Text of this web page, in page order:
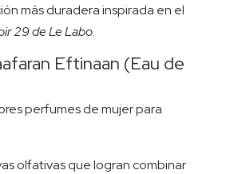
más duradera inspirada en el
29 de Le Labo.
Eftinaan (Eau de
olfativas que logran combinar